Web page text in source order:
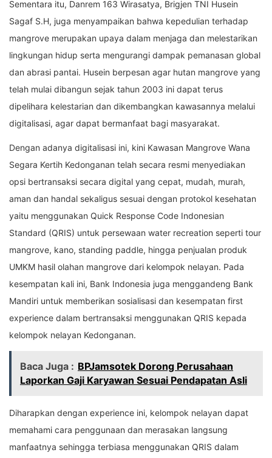
Sementara itu, Danrem 163 Wirasatya, Brigjen TNI Husein
Sagaf S.H, juga menyampaikan bahwa kepedulian terhadap
mangrove merupakan upaya dalam menjaga dan melestarikan
lingkungan hidup serta mengurangi dampak pemanasan global
dan abrasi pantai. Husein berpesan agar hutan mangrove yang
telah mulai dibangun sejak tahun 2003 ini dapat terus
dipelihara kelestarian dan dikembangkan kawasannya melalui
digitalisasi, agar dapat bermanfaat bagi masyarakat.
Dengan adanya digitalisasi ini, kini Kawasan Mangrove Wana
Segara Kertih Kedonganan telah secara resmi menyediakan
opsi bertransaksi secara digital yang cepat, mudah, murah,
aman dan handal sekaligus sesuai dengan protokol kesehatan
yaitu menggunakan Quick Response Code Indonesian
Standard (QRIS) untuk persewaan water recreation seperti tour
mangrove, kano, standing paddle, hingga penjualan produk
UMKM hasil olahan mangrove dari kelompok nelayan. Pada
kesempatan kali ini, Bank Indonesia juga menggandeng Bank
Mandiri untuk memberikan sosialisasi dan kesempatan first
experience dalam bertransaksi menggunakan QRIS kepada
kelompok nelayan Kedonganan.
Baca Juga : BPJamsotek Dorong Perusahaan
Laporkan Gaji Karyawan Sesuai Pendapatan Asli
Diharapkan dengan experience ini, kelompok nelayan dapat
memahami cara penggunaan dan merasakan langsung
manfaatnya sehingga terbiasa menggunakan QRIS dalam